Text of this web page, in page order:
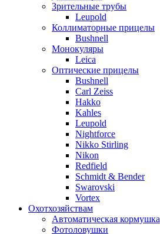
Зрительные трубы
Leupold
Коллиматорные прицелы
Bushnell
Монокуляры
Leica
Оптические прицелы
Bushnell
Carl Zeiss
Hakko
Kahles
Leupold
Nightforce
Nikko Stirling
Nikon
Redfield
Schmidt & Bender
Swarovski
Vortex
Охотхозяйствам
Автоматическая кормушка
Фотоловушки